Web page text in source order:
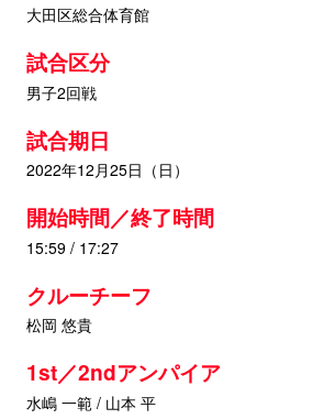
大田区総合体育館
試合区分
男子2回戦
試合期日
2022年12月25日（日）
開始時間／終了時間
15:59 / 17:27
クルーチーフ
松岡 悠貴
1st／2ndアンパイア
水嶋 一範 / 山本 平